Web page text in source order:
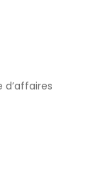
d’affaires